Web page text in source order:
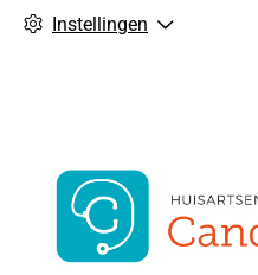
Instellingen